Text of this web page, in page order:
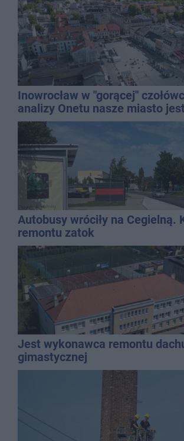
Inowrocław w "gorącej"
analizy Onetu nasze miasto
najbardziej narażonych na
Autobusy wróciły na Cegielną.
remontu zatok
Jest wykonawca remontu
gimastycznej